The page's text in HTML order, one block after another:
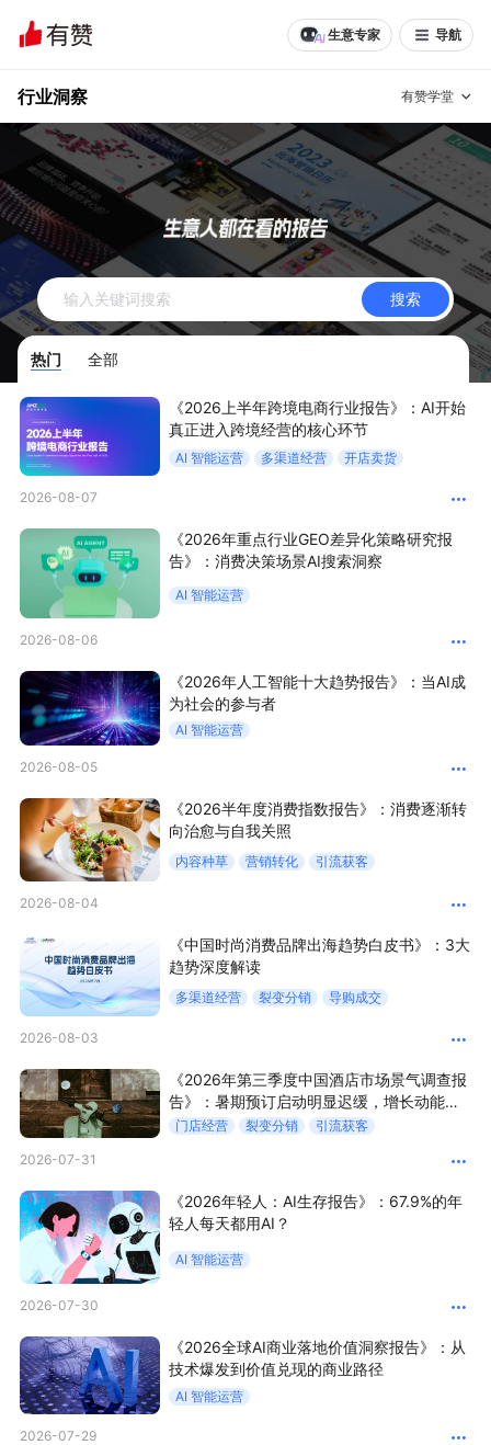
生意专家 导航
有赞学堂
行业洞察
有赞说增长
私域日历 增长方法
有赞说案例拆解 有赞专家说
有赞成功案例
面对面聊增长
有赞春季发布会 实干家直播间
新零售大会 新零售茶会
AllValue 战略合作
增长产品指南
智库
产品更新动态 帮助中心
行业洞察
品牌消费观 行业报告
新零售资讯
私域课程 新零售内参
增长俱乐部
增长俱乐部 有赞商盟
商家社区 社群交流
入驻有赞 认证代理商
认证服务商
搜索
热门 全部
《2026上半年跨境电商行业报告》：AI开始
真正进入跨境经营的核心环节
AI 智能运营 多渠道经营 开店卖货
2026-08-07
《2026年重点行业GEO差异化策略研究报
告》：消费决策场景AI搜索洞察
AI 智能运营
2026-08-06
《2026年人工智能十大趋势报告》：当AI成
为社会的参与者
AI 智能运营
2026-08-05
《2026半年度消费指数报告》：消费逐渐转
向治愈与自我关照
内容种草 营销转化 引流获客
2026-08-04
《中国时尚消费品牌出海趋势白皮书》：3大
趋势深度解读
多渠道经营 裂变分销 导购成交
2026-08-03
《2026年第三季度中国酒店市场景气调查报
告》：暑期预订启动明显迟缓，增长动能不
足？
门店经营 裂变分销 引流获客
2026-07-31
《2026年轻人：AI生存报告》：67.9%的年
轻人每天都用AI？
AI 智能运营
2026-07-30
《2026全球AI商业落地价值洞察报告》：从
技术爆发到价值兑现的商业路径
AI 智能运营
2026-07-29